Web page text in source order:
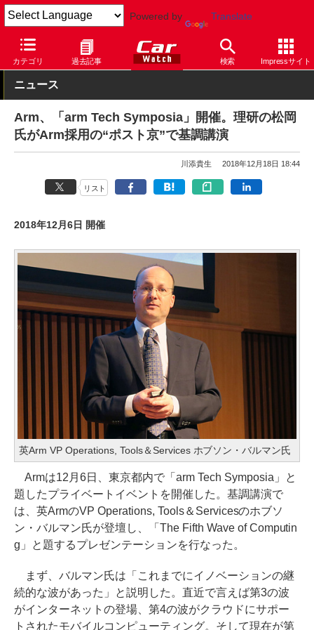
Powered by Translate
カテゴリ 過去記事 検索 Impressサイト
Car Watch 技術 安全 自動運転
ニュース
Arm、「arm Tech Symposia」開催。理研の松岡
氏がArm採用の“ポスト京”で基調講演
川添貴生 2018年12月18日 18:44
リスト
2018年12月6日 開催
英Arm VP Operations, Tools＆Services ホブソン・バルマン氏
Armは12月6日、東京都内で「arm Tech Symposia」と
題したプライベートイベントを開催した。基調講演で
は、英ArmのVP Operations, Tools＆Servicesのホブソ
ン・バルマン氏が登壇し、「The Fifth Wave of Computin
g」と題するプレゼンテーションを行なった。
まず、バルマン氏は「これまでにイノベーションの継
続的な波があった」と説明した。直近で言えば第3の波
がインターネットの登場、第4の波がクラウドにサポー
トされたモバイルコンピューティング。そして現在が第